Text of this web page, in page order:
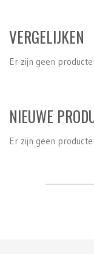
VERGELIJKEN
Er zijn geen
NIEUWE
Er zijn geen